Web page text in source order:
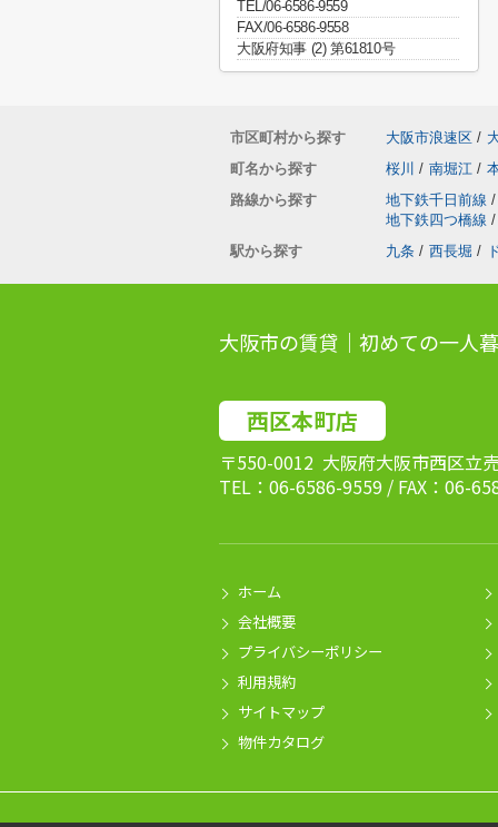
TEL/06-6586-9559
FAX/06-6586-9558
大阪府知事 (2) 第61810号
市区町村から探す 大阪市浪速区 /
町名から探す
桜川 / 南堀江 /
路線から探す
地下鉄千日前線 /
地下鉄四つ橋線 /
駅から探す
九条 / 西長堀 /
大阪市の賃貸｜初めての一人
西区本町店
〒550-0012 大阪府大阪市西区立
TEL：06-6586-9559 / FAX：06-
ホーム
会社概要
プライバシーポリシー
利用規約
サイトマップ
物件カタログ